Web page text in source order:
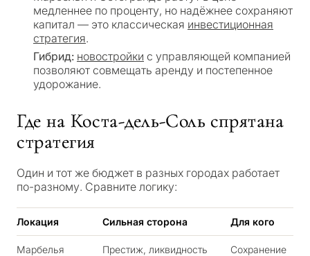
медленнее по проценту, но надёжнее сохраняют
капитал — это классическая инвестиционная
стратегия.
Гибрид: новостройки с управляющей компанией
позволяют совмещать аренду и постепенное
удорожание.
Где на Коста-дель-Соль спрятана
стратегия
Один и тот же бюджет в разных городах работает
по-разному. Сравните логику:
Локация Сильная сторона Для кого
Марбелья
Престиж, ликвидность
Сохранение